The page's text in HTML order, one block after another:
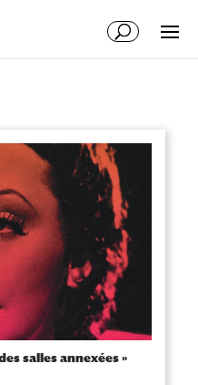
salles annexées »